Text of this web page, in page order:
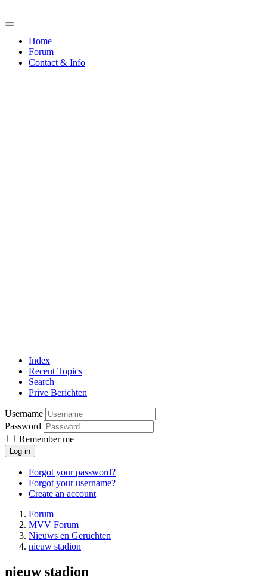
Home
Forum
Contact & Info
Index
Recent Topics
Search
Prive Berichten
Username
Password
Remember me
Log in
Forgot your password?
Forgot your username?
Create an account
Forum
MVV Forum
Nieuws en Geruchten
nieuw stadion
nieuw stadion